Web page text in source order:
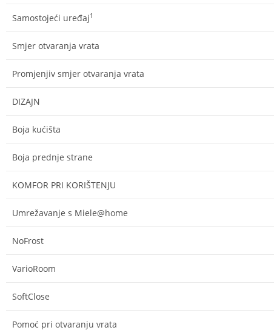
Samostojeći uređaj1
Smjer otvaranja vrata
Promjenjiv smjer otvaranja vrata
DIZAJN
Boja kućišta
Boja prednje strane
KOMFOR PRI KORIŠTENJU
Umrežavanje s Miele@home
NoFrost
VarioRoom
SoftClose
Pomoć pri otvaranju vrata